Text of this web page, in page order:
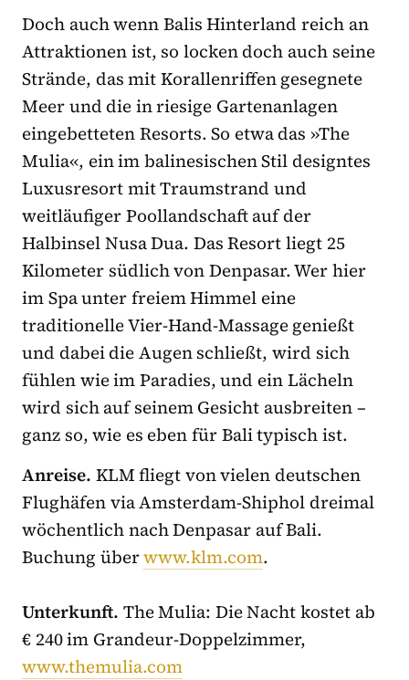
Doch auch wenn Balis Hinterland reich an
Attraktionen ist, so locken doch auch seine
Strände, das mit Korallenriffen gesegnete
Meer und die in riesige Gartenanlagen
eingebetteten Resorts. So etwa das »The
Mulia«, ein im balinesischen Stil designtes
Luxusresort mit Traumstrand und
weitläufiger Poollandschaft auf der
Halbinsel Nusa Dua. Das Resort liegt 25
Kilometer südlich von Denpasar. Wer hier
im Spa unter freiem Himmel eine
traditionelle Vier-Hand-Massage genießt
und dabei die Augen schließt, wird sich
fühlen wie im Paradies, und ein Lächeln
wird sich auf seinem Gesicht ausbreiten –
ganz so, wie es eben für Bali typisch ist.
Anreise. KLM fliegt von vielen deutschen
Flughäfen via Amsterdam-Shiphol dreimal
wöchentlich nach Denpasar auf Bali.
Buchung überwww.klm.com.
Unterkunft. The Mulia: Die Nacht kostet ab
€ 240 im Grandeur-Doppelzimmer,
www.themulia.com